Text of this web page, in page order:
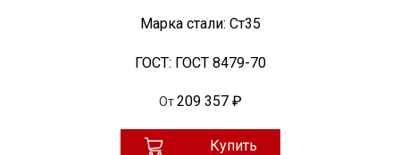
Марка стали: Ст35
ГОСТ: ГОСТ 8479-70
От 209 357 ₽
Купить